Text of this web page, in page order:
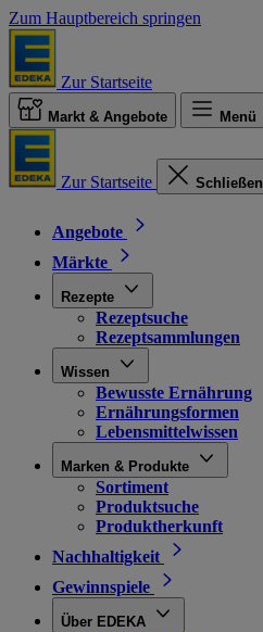
Zum Hauptbereich springen
Zur Startseite
Markt & Angebote Menü
Zur Startseite Schließen
Angebote
Märkte
Rezepte
Rezeptsuche
Rezeptsammlungen
Wissen
Bewusste Ernährung
Ernährungsformen
Lebensmittelwissen
Marken & Produkte
Sortiment
Produktsuche
Produktherkunft
Nachhaltigkeit
Gewinnspiele
Über EDEKA